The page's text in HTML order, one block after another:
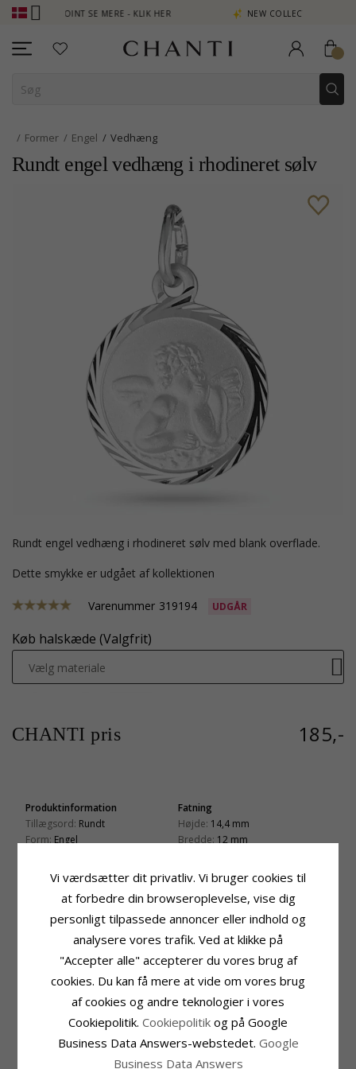
POINT SE MERE - KLIK HER NEW COLLECTION | AURA
Former Engel Vedhæng
Rundt engel vedhæng i rhodineret sølv
rundt engel vedhæng i rhodineret sølv med blank overflade.
Dette smykke er udgået af kollektionen
Varenummer 319194 UDGÅR
Køb halskæde (Valgfrit)
Vælg materiale
CHANTI pris 185,-
Produktinformation
Tillægsord: Rundt
Form: Engel
Ædelmetal:
Rhodineret Sølv
Fatning
Højde: 14,4 mm
Bredde: 12 mm
Leveringstid:2-3 Hverdage
KUNDER DER HAR KØBT DENNE HAR
OGSÁ KØBT
Vi værdsætter dit privatliv. Vi bruger cookies til
at forbedre din browseroplevelse, vise dig
personligt tilpassede annoncer eller indhold og
analysere vores trafik. Ved at klikke på
"Accepter alle" accepterer du vores brug af
cookies. Du kan få mere at vide om vores brug
af cookies og andre teknologier i vores
Cookiepolitik. Cookiepolitik og på Google
Business Data Answers-webstedet. Google
Business Data Answers